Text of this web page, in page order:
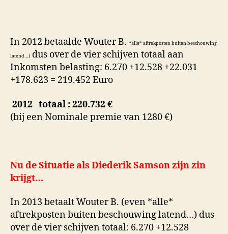
In 2012 betaalde Wouter B. *alle* aftrekposten buiten beschouwing
latend…) dus over de vier schijven totaal aan
Inkomsten belasting: 6.270 +12.528 +22.031
+178.623 = 219.452 Euro
2012 totaal : 220.732 €
(bij een Nominale premie van 1280 €)
Nu de Situatie als Diederik Samson zijn zin
krijgt…
In 2013 betaalt Wouter B. (even *alle*
aftrekposten buiten beschouwing latend…) dus
over de vier schijven totaal: 6.270 +12.528